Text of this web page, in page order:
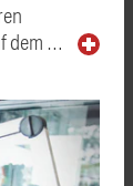
dem …